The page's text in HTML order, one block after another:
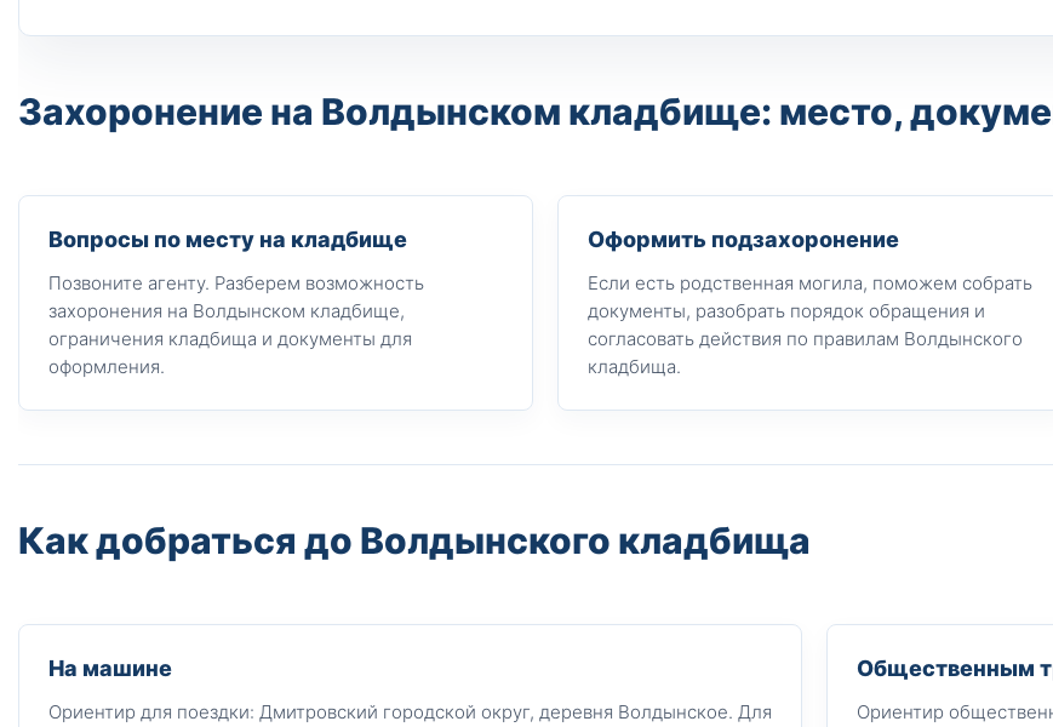
Захоронение на Волдынском кладбище: место,
Вопросы по месту на кладбище
Позвоните агенту. Разберем возможность
захоронения на Волдынском кладбище,
ограничения кладбища и документы для
оформления.
Оформить подзахоронение
Если есть родственная могила, поможем собрать
документы, разобрать порядок обращения и
согласовать действия по правилам Волдынского
кладбища.
Как добраться до Волдынского кладбища
На машине
Ориентир для поездки: Дмитровский городской округ, деревня Волдынское. Для
Общественным
Ориентир